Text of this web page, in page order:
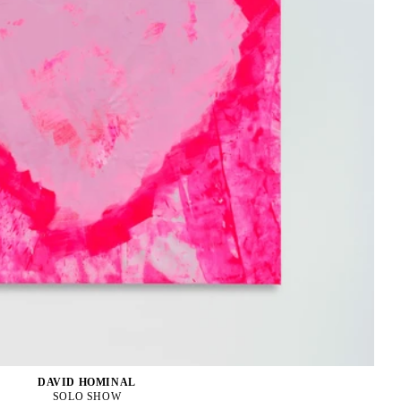
DAVID HOMINAL
SOLO SHOW